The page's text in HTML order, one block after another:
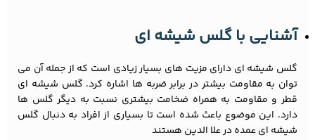
آشنایی با گلس شیشه ای
گلس شیشه ای دارای مزیت های بسیار زیادی است که از جمله آن می
توان به مقاومت بیشتر در برابر ضربه ها اشاره کرد. گلس شیشه ای
قطر و مقاومت به همراه ضخامت بیشتری نسبت به دیگر گلس ها
دارد. این موضوع باعث شده است تا بسیاری از افراد به دنبال گلس
شیشه ای عمده در علا الدین هستند